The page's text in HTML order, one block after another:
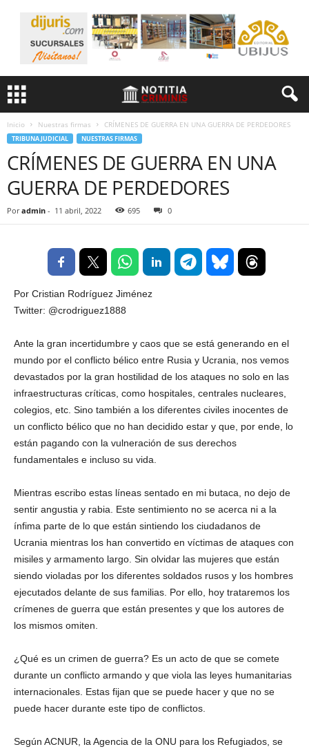
Inicio Nuestras firmas CRÍMENES DE GUERRA EN UNA GUERRA DE PERDEDORES
TRIBUNA JUDICIAL NUESTRAS FIRMAS
CRÍMENES DE GUERRA EN UNA
GUERRA DE PERDEDORES
Por admin - 11 abril, 2022 695 0
Por Cristian Rodríguez Jiménez
Twitter: @crodriguez1888
Ante la gran incertidumbre y caos que se está generando en el
mundo por el conflicto bélico entre Rusia y Ucrania, nos vemos
devastados por la gran hostilidad de los ataques no solo en las
infraestructuras críticas, como hospitales, centrales nucleares,
colegios, etc. Sino también a los diferentes civiles inocentes de
un conflicto bélico que no han decidido estar y que, por ende, lo
están pagando con la vulneración de sus derechos
fundamentales e incluso su vida.
Mientras escribo estas líneas sentado en mi butaca, no dejo de
sentir angustia y rabia. Este sentimiento no se acerca ni a la
ínfima parte de lo que están sintiendo los ciudadanos de
Ucrania mientras los han convertido en víctimas de ataques con
misiles y armamento largo. Sin olvidar las mujeres que están
siendo violadas por los diferentes soldados rusos y los hombres
ejecutados delante de sus familias. Por ello, hoy trataremos los
crímenes de guerra que están presentes y que los autores de
los mismos omiten.
¿Qué es un crimen de guerra? Es un acto de que se comete
durante un conflicto armando y que viola las leyes humanitarias
internacionales. Estas fijan que se puede hacer y que no se
puede hacer durante este tipo de conflictos.
Según ACNUR, la Agencia de la ONU para los Refugiados, se